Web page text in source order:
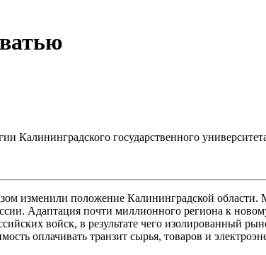
государственного
изменили положение Калининградской области.
Адаптация почти миллионного региона к
войск, в результате чего изолированный
оплачивать транзит сырья, товаров и